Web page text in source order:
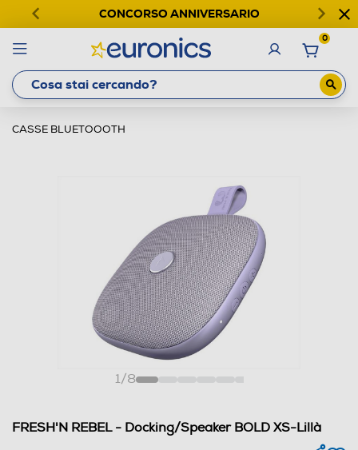
CONCORSO ANNIVERSARIO
0
CASSE BLUETOOOTH
1/8
FRESH'N REBEL - Docking/Speaker BOLD XS-Lillà